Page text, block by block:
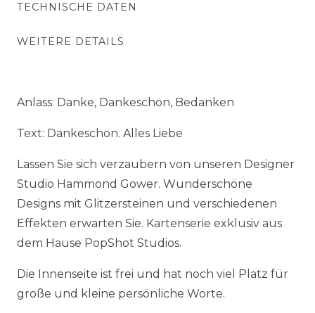
TECHNISCHE DATEN
WEITERE DETAILS
Anlass: Danke, Dankeschön, Bedanken
Text: Dankeschön. Alles Liebe
Lassen Sie sich verzaubern von unseren Designer
Studio Hammond Gower. Wunderschöne
Designs mit Glitzersteinen und verschiedenen
Effekten erwarten Sie. Kartenserie exklusiv aus
dem Hause PopShot Studios.
Die Innenseite ist frei und hat noch viel Platz für
große und kleine persönliche Worte.